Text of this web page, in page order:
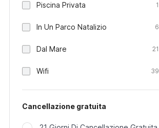
Piscina Privata 1
In Un Parco Natalizio 6
Dal Mare 21
Wifi 39
Cancellazione gratuita